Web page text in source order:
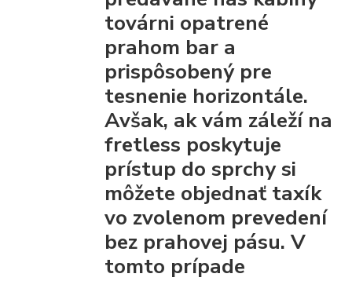
továrni opatrené
prahom bar a
prispôsobený pre
tesnenie horizontále.
Avšak, ak vám záleží na
fretless poskytuje
prístup do sprchysi
môžete objednať taxík
vo zvolenom prevedení
bez prahovej pásu.V
tomto prípade